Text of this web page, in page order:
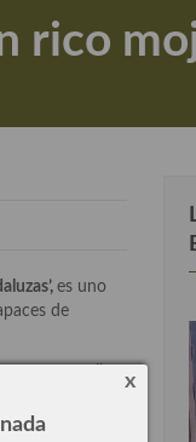
rico
es uno
de
a campo y el
x